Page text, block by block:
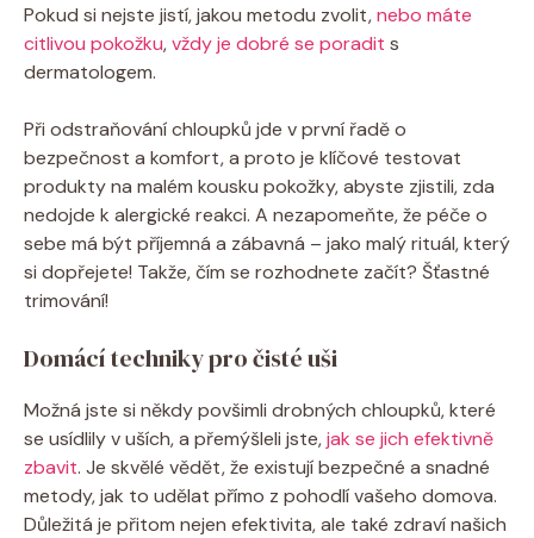
Pokud si nejste jistí, jakou metodu zvolit,nebo máte
citlivou pokožku,vždy je dobré se poradit s
dermatologem.
Při odstraňování chloupků jde v první řadě o
bezpečnost a komfort, a proto je klíčové testovat
produkty na malém kousku pokožky, abyste zjistili, zda
nedojde k alergické reakci. A nezapomeňte, že péče o
sebe má být příjemná a zábavná – jako malý rituál, který
si dopřejete! Takže, čím se rozhodnete začít? Šťastné
trimování!
Domácí techniky pro čisté uši
Možná jste si někdy povšimli drobných chloupků, které
se usídlily v uších, a přemýšleli jste,jak se jich efektivně
zbavit. Je skvělé vědět, že existují bezpečné a snadné
metody, jak to udělat přímo z pohodlí vašeho domova.
Důležitá je přitom nejen efektivita, ale také zdraví našich